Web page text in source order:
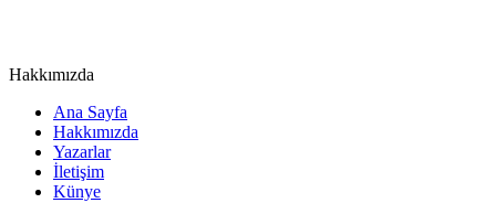
Hakkımızda
Ana Sayfa
Hakkımızda
Yazarlar
İletişim
Künye